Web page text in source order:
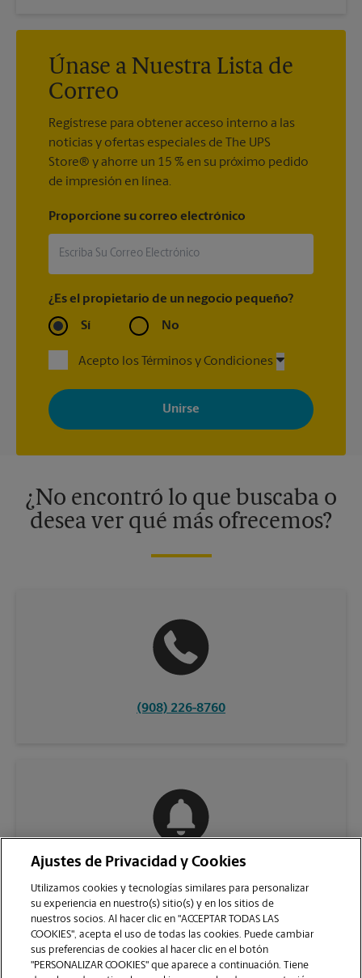
Únase a Nuestra Lista de
Correo
Regístrese para obtener acceso interno a las
noticias y ofertas especiales de The UPS
Store® y ahorre un 15 % en su próximo pedido
de impresión en línea.
Proporcione su correo electrónico
¿Es el propietario de un negocio pequeño?
Sí No
Acepto los Términos y Condiciones
Al registrarse, acepta recibir correos electrónicos de The UPS
Store con noticias, ofertas especiales, promociones y mensajes
adaptados a sus intereses. Puede darse de baja en cualquier
momento. Para más información, consulte nuestra política de
¿No encontró lo que buscaba o
desea ver qué más ofrecemos?
(908) 226-8760
Ajustes de Privacidad y Cookies
Utilizamos cookies y tecnologías similares para personalizar
su experiencia en nuestro(s) sitio(s) y en los sitios de
nuestros socios. Al hacer clic en "ACCEPTAR TODAS LAS
COOKIES", acepta el uso de todas las cookies. Puede cambiar
sus preferencias de cookies al hacer clic en el botón
"PERSONALIZAR COOKIES" que aparece a continuación. Tiene